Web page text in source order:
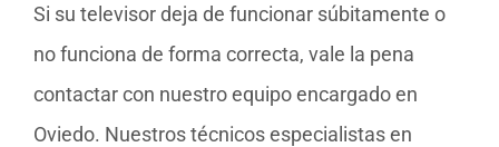
Si su televisor deja de funcionar súbitamente o
no funciona de forma correcta, vale la pena
contactar con nuestro equipo encargado en
Oviedo. Nuestros técnicos especialistas en